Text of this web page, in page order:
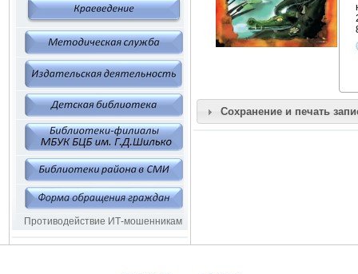
Противодействие ИТ-мошенникам
Сохранение и печать